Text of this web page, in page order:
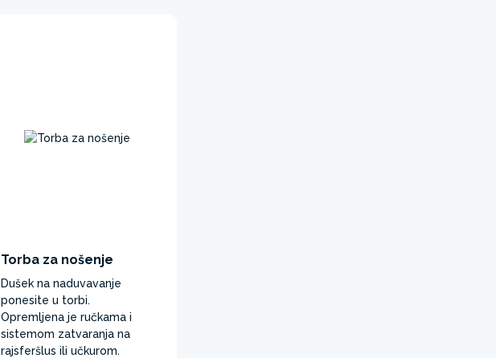
Torba za nošenje
Dušek na naduvavanje
ponesite u torbi.
Opremljena je ručkama i
sistemom zatvaranja na
rajsferšlus ili učkurom. ​